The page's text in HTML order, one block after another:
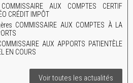
AUX COMPTES CERTIF
CRÉDIT IMPÔT
COMMISSAIRE AUX COMPTES À LA
AUX APPORTS PATIENTÈLE
EN COURS
Voir toutes les actualités